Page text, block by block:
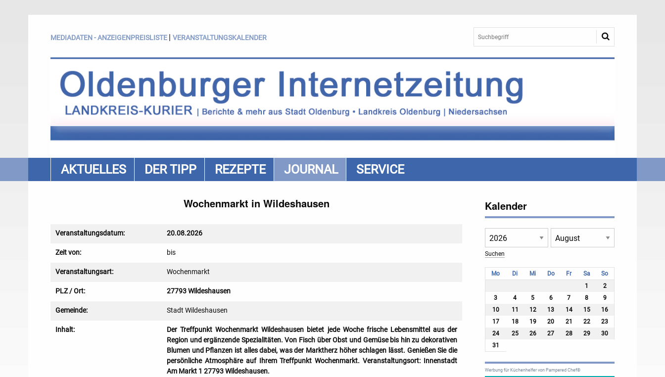
MEDIADATEN - ANZEIGENPREISLISTE | VERANSTALTUNGSKALENDER
AKTUELLES DER TIPP REZEPTE JOURNAL SERVICE
Wochenmarkt in Wildeshausen
Veranstaltungsdatum: 20.08.2026
Zeit von: bis
Veranstaltungsart: Wochenmarkt
PLZ / Ort: 27793 Wildeshausen
Gemeinde: Stadt Wildeshausen
Inhalt:
Der Treffpunkt Wochenmarkt Wildeshausen bietet jede Woche frische Lebensmittel aus der
Region und ergänzende Spezialitäten. Von Fisch über Obst und Gemüse bis hin zu dekorativen
Blumen und Pflanzen ist alles dabei, was der Marktherz höher schlagen lässt. Genießen Sie die
persönliche Atmosphäre auf Ihrem Treffpunkt Wochenmarkt. Veranstaltungsort: Innenstadt
Am Markt 1 27793 Wildeshausen.
Kalender
Mo Di Mi Do Fr Sa
So
1
2
3
4 5 6 7 8
9
10
11 12 13 14 15
16
17
18 19 20 21 22
23
24
25 26 27 28 29
30
31
Werbung für Küchenhelfer von Pampered Chef®